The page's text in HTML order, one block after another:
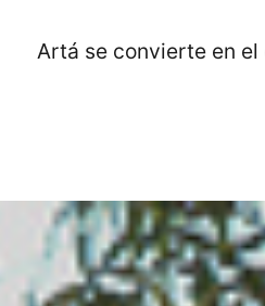
Artá se convierte en